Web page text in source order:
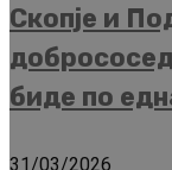
Скопје и
биде по
31/03/2026